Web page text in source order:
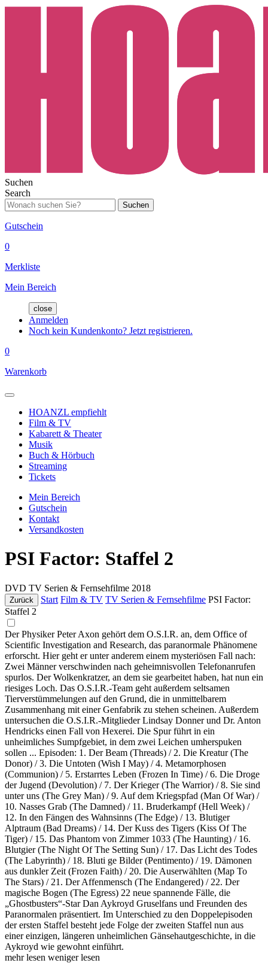
Suchen
Search
Suchen
Gutschein
0
Merkliste
Mein Bereich
close
Anmelden
Noch kein Kundenkonto? Jetzt registrieren.
0
Warenkorb
HOANZL empfiehlt
Film & TV
Kabarett & Theater
Musik
Buch & Hörbuch
Streaming
Tickets
Mein Bereich
Gutschein
Kontakt
Versandkosten
PSI Factor: Staffel 2
DVD TV Serien & Fernsehfilme 2018
Zurück Start Film & TV TV Serien & Fernsehfilme PSI Factor:
Staffel 2
Der Physiker Peter Axon gehört dem O.S.I.R. an, dem Office of
Scientific Investigation and Research, das paranormale Phänomene
erforscht. Hier geht er unter anderem einem mysteriösen Fall nach:
Zwei Männer verschwinden nach geheimnisvollen Telefonanrufen
spurlos. Der Wolkenkratzer, an dem sie gearbeitet haben, hat nun ein
riesiges Loch. Das O.S.I.R.-Team geht außerdem seltsamen
Tierverstümmelungen auf den Grund, die in unmittelbarem
Zusammenhang mit einer Genfabrik zu stehen scheinen. Außerdem
untersuchen die O.S.I.R.-Mitglieder Lindsay Donner und Dr. Anton
Hendricks einen Fall von Hexerei. Die Spur führt in ein
unheimliches Sumpfgebiet, in dem zwei Leichen umherspuken
sollen ... Episoden: 1. Der Beam (Threads) / 2. Die Kreatur (The
Donor) / 3. Die Untoten (Wish I May) / 4. Metamorphosen
(Communion) / 5. Erstarrtes Leben (Frozen In Time) / 6. Die Droge
der Jugend (Devolution) / 7. Der Krieger (The Warrior) / 8. Sie sind
unter uns (The Grey Man) / 9. Auf dem Kriegspfad (Man Of War) /
10. Nasses Grab (The Damned) / 11. Bruderkampf (Hell Week) /
12. In den Fängen des Wahnsinns (The Edge) / 13. Blutiger
Alptraum (Bad Dreams) / 14. Der Kuss des Tigers (Kiss Of The
Tiger) / 15. Das Phantom von Zimmer 1033 (The Haunting) / 16.
Blutgier (The Night Of The Setting Sun) / 17. Das Licht des Todes
(The Labyrinth) / 18. Bluti ge Bilder (Pentimento) / 19. Dämonen
aus dunkler Zeit (Frozen Faith) / 20. Die Auserwählten (Map To
The Stars) / 21. Der Affenmensch (The Endangered) / 22. Der
magische Bogen (The Egress) 22 neue spannende Fälle, die
„Ghostbusters“-Star Dan Aykroyd Gruselfans und Freunden des
Paranormalen präsentiert. Im Unterschied zu den Doppelepisoden
der ersten Staffel besteht jede Folge der zweiten Staffel nun aus
einer einzigen, längeren unheimlichen Gänsehautgeschichte, in die
Aykroyd wie gewohnt einführt.
mehr lesen weniger lesen